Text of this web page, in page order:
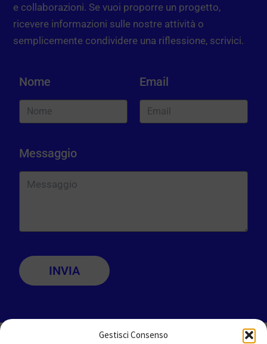
Gestisci Consenso
e collaborazioni. Se vuoi proporre un progetto,
ricevere informazioni sulle nostre attività o
semplicemente condividere una riflessione, scrivici.
Nome Email
Messaggio
INVIA